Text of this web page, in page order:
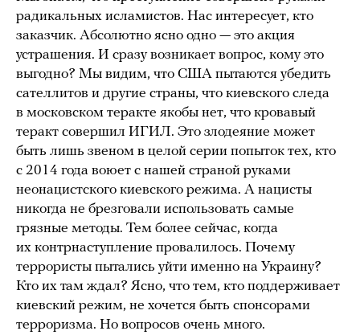
радикальных исламистов. Нас интересует, кто
заказчик. Абсолютно ясно одно — это акция
устрашения. И сразу возникает вопрос, кому это
выгодно? Мы видим, что США пытаются убедить
сателлитов и другие страны, что киевского следа
в московском теракте якобы нет, что кровавый
теракт совершил ИГИЛ. Это злодеяние может
быть лишь звеном в целой серии попыток тех, кто
с 2014 года воюет с нашей страной руками
неонацистского киевского режима. А нацисты
никогда не брезговали использовать самые
грязные методы. Тем более сейчас, когда
их контрнаступление провалилось. Почему
террористы пытались уйти именно на Украину?
Кто их там ждал? Ясно, что тем, кто поддерживает
киевский режим, не хочется быть спонсорами
терроризма. Но вопросов очень много.